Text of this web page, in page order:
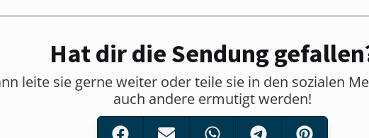
Hat dir die Sendung
leite sie gerne weiter oder teile sie in den sozialen
auch andere ermutigt werden!